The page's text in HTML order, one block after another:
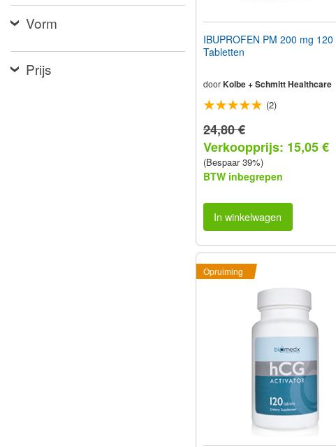
op
Control-
toegankelijkheidsmenu
Vorm
Prijs
IBUPROFEN PM 200 mg 120
Tabletten
doorKolbe + Schmitt Healthcare
(2)
24,80 €
Verkoopprijs: 15,05 €
(Bespaar 39%)
BTW inbegrepen
In winkelwagen
Opruiming